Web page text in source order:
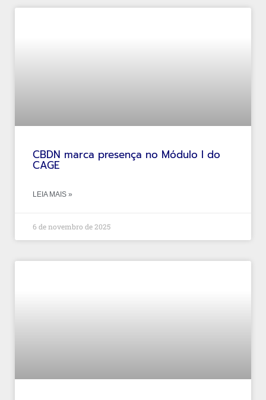
CBDN marca presença no Módulo I do
CAGE
LEIA MAIS »
6 de novembro de 2025